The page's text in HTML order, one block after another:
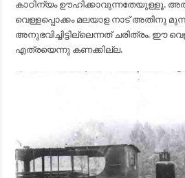
കാഠിന്യം ഊഹിക്കാവുന്നതേയുള്ളൂ.
വെള്ളപ്പൊക്കം മലയാള നാട് അതിനു
അനുഭവിച്ചിട്ടില്ലെന്നത് ചരിത്രം. ഈ
എത്രയെന്നു കണക്കില്ല.